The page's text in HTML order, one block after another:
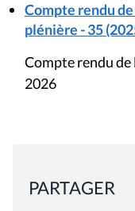
Compte rendu
plénière - 35
Compte rendu de
2026
PARTAGER